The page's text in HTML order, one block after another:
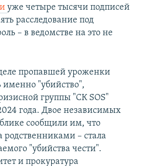
уже четыре тысячи подписей
расследование под
– в ведомстве на это не
пропавшей уроженки
"убийство",
группы "СК SOS"
года. Двое независимых
сообщили им, что
– стала
"убийства чести".
и прокуратура